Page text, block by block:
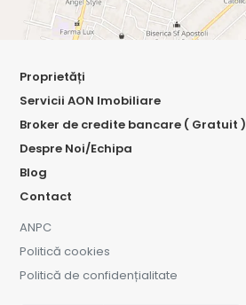
Proprietăți
Servicii AON Imobiliare
Broker de credite bancare ( Gratuit )
Despre Noi/Echipa
Blog
Contact
ANPC
Politică cookies
Politică de confidențialitate